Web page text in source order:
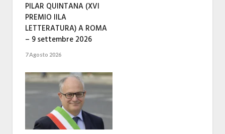
PILAR QUINTANA (XVI
PREMIO IILA
LETTERATURA) A ROMA
– 9 settembre 2026
7 Agosto 2026